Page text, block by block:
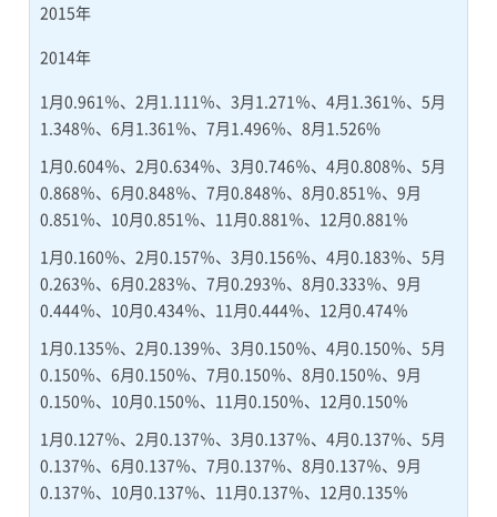
2015年
2014年
1月0.961％、2月1.111％、3月1.271％、4月1.361％、5月
1.348％、6月1.361％、7月1.496％、8月1.526%
1月0.604％、2月0.634％、3月0.746％、4月0.808％、5月
0.868％、6月0.848％、7月0.848％、8月0.851％、9月
0.851％、10月0.851％、11月0.881％、12月0.881％
1月0.160％、2月0.157％、3月0.156％、4月0.183％、5月
0.263％、6月0.283％、7月0.293％、8月0.333％、9月
0.444％、10月0.434％、11月0.444％、12月0.474％
1月0.135％、2月0.139％、3月0.150％、4月0.150％、5月
0.150％、6月0.150％、7月0.150％、8月0.150％、9月
0.150％、10月0.150％、11月0.150％、12月0.150％
1月0.127％、2月0.137％、3月0.137％、4月0.137％、5月
0.137％、6月0.137％、7月0.137％、8月0.137％、9月
0.137％、10月0.137％、11月0.137％、12月0.135％